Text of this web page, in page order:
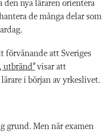
den nya läraren orientera
de många delar som
förvånande att Sveriges
utbränd”visar att
i början av yrkeslivet.
grund. Men när examen